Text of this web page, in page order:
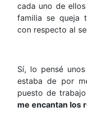
cada uno de
familia se queja
con respecto al
Sí, lo pensé
estaba de por
puesto de
me encantan los